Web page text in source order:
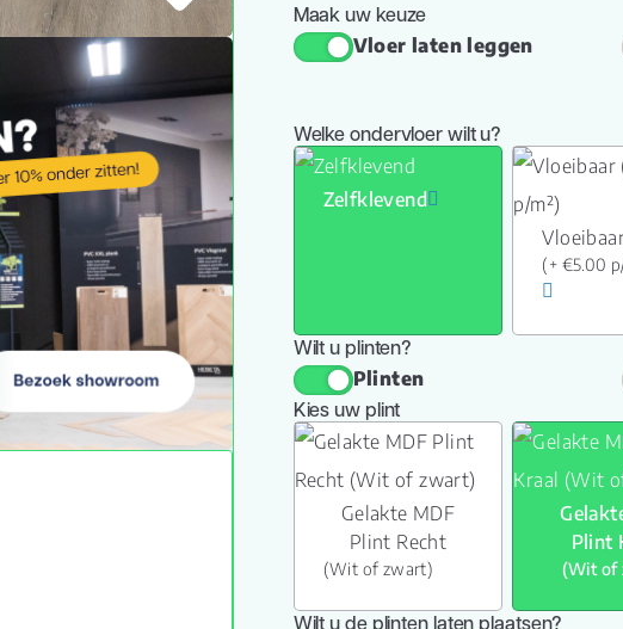
Maak uw keuze
Vloer laten leggen
Welke ondervloer wilt u?
Zelfklevend
(+ €5.00
Wilt u plinten?
Plinten
Kies uw plint
Gelakte MDF
Plint Recht
(Wit of zwart)
Plint
(Wit of
Wilt u de plinten laten plaatsen?